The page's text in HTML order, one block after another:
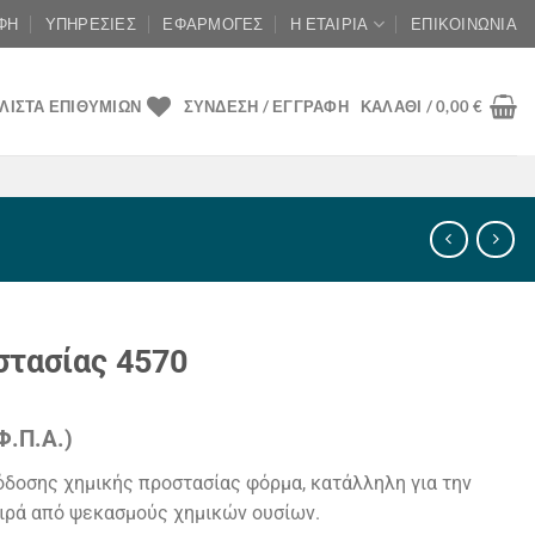
ΥΠΗΡΕΣΊΕΣ ΕΦΑΡΜΟΓΈΣ Η ΕΤΑΙΡΊΑ ΕΠΙΚΟΙΝΩΝΊΑ
ΛΊΣΤΑ ΕΠΙΘΥΜΙΏΝ ΣΎΝΔΕΣΗ / ΕΓΓΡΑΦΉ ΚΑΛΆΘΙ /0,00€
4570
χημικής προστασίας φόρμα, κατάλληλη για την
από ψεκασμούς χημικών ουσίων.